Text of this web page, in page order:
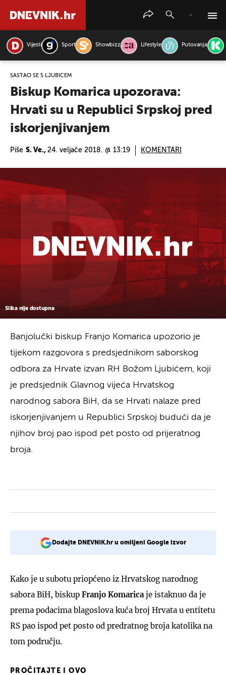
Vijesti Sport Showbizz Lifestyle Putovanja
SASTAO SE S LJUBIĆEM
Biskup Komarica upozorava:
Hrvati su u Republici Srpskoj pred
iskorjenjivanjem
Piše S. Ve., 24. veljače 2018. @ 13:19 KOMENTARI
Slika nije dostupna
Banjolučki biskup Franjo Komarica upozorio je
tijekom razgovora s predsjednikom saborskog
odbora za Hrvate izvan RH Božom Ljubićem, koji
je predsjednik Glavnog vijeća Hrvatskog
narodnog sabora BiH, da se Hrvati nalaze pred
iskorjenjivanjem u Republici Srpskoj budući da je
njihov broj pao ispod pet posto od prijeratnog
broja.
Dodajte DNEVNIK.hr u omiljeni Google izvor
Kako je u subotu priopćeno iz Hrvatskog narodnog
sabora BiH, biskup Franjo Komarica je istaknuo da je
prema podacima blagoslova kuća broj Hrvata u entitetu
RS pao ispod pet posto od predratnog broja katolika na
tom području.
PROČITAJTE I OVO
PRETRAŽITE VIJESTI